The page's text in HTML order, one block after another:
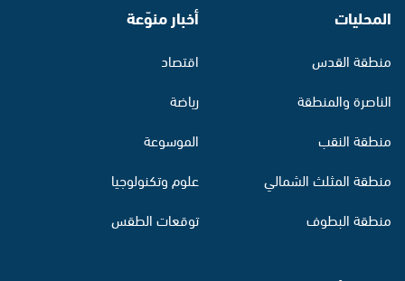
المحليات
منطقة القدس
الناصرة والمنطقة
منطقة النقب
منطقة المثلث الشمالي
منطقة البطوف
أخبار منوّعة
اقتصاد
رياضة
الموسوعة
علوم وتكنولوجيا
توقعات الطقس